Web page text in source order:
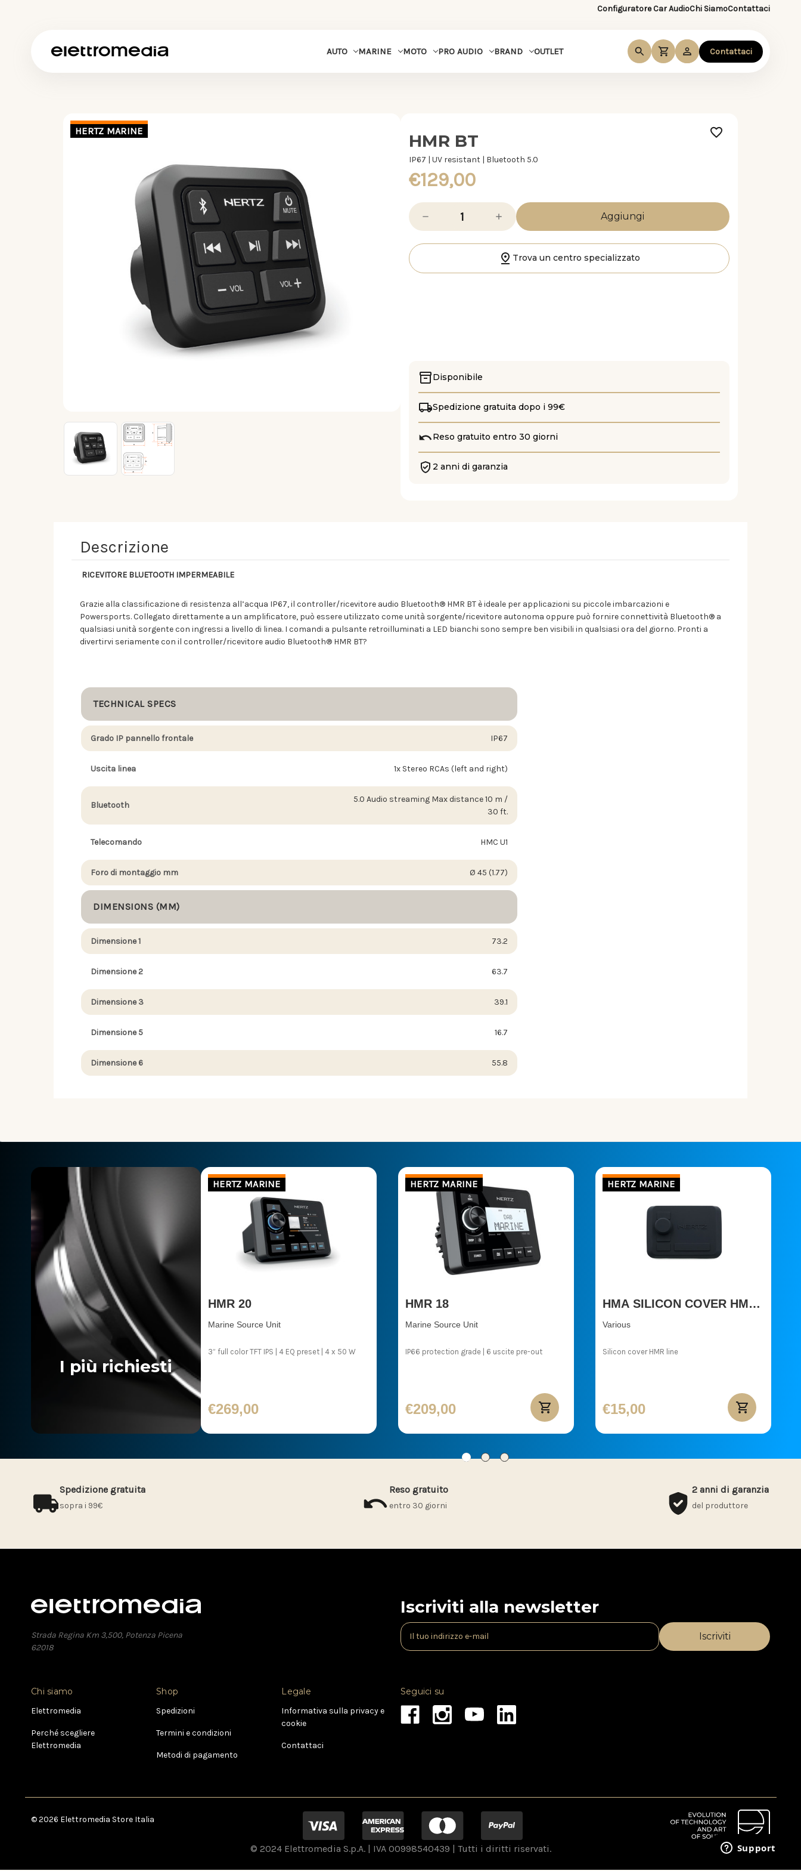
Configuratore Car AudioChi SiamoContattaci
AUTO MARINE MOTO PRO AUDIO BRAND OUTLET Contattaci
HERTZ MARINE HMR BT
IP67 | UV resistant | Bluetooth 5.0
€129,00
Diminuisci
quantità
di
Aumenta
quantità
di
BT Trova un centro specializzato
Disponibile
Spedizione gratuita dopo i 99€
Reso gratuito entro 30 giorni
2 anni di garanzia
Descrizione
RICEVITORE BLUETOOTH IMPERMEABILE
Grazie alla classificazione di resistenza all’acqua IP67, il controller/ricevitore audio Bluetooth® HMR BT è ideale per applicazioni su piccole imbarcazioni e
Powersports. Collegato direttamente a un amplificatore, può essere utilizzato come unità sorgente/ricevitore autonoma oppure può fornire connettività Bluetooth® a
qualsiasi unità sorgente con ingressi a livello di linea. I comandi a pulsante retroilluminati a LED bianchi sono sempre ben visibili in qualsiasi ora del giorno. Pronti a
divertirvi seriamente con il controller/ricevitore audio Bluetooth® HMR BT?
TECHNICAL SPECS
Grado IP pannello frontale IP67
Uscita linea 1x Stereo RCAs (left and right)
Bluetooth
5.0 Audio streaming Max distance 10 m /
30 ft.
Telecomando HMC U1
Foro di montaggio mm Ø 45 (1.77)
DIMENSIONS (MM)
Dimensione 1 73.2
Dimensione 2 63.7
Dimensione 3 39.1
Dimensione 5 16.7
Dimensione 6 55.8
I più richiesti
HERTZ MARINE
HMR 20
Marine Source Unit
3” full color TFT IPS | 4 EQ preset | 4 x 50 W
€269,00
HERTZ MARINE
HMR 18
Marine Source Unit
IP66 protection grade | 6 uscite pre-out
€209,00
HERTZ MARINE
HMA SILICON COVER HMR
LINE
Various
Silicon cover HMR line
€15,00
Spedizione gratuita
sopra i 99€
Reso gratuito
entro 30 giorni
2 anni di garanzia
del produttore
Strada Regina Km 3,500, Potenza Picena
62018
Iscriviti alla newsletter
I
n
i
z
Chi siamo
Elettromedia
Perché scegliere
Elettromedia
Shop
Spedizioni
Termini e condizioni
Metodi di pagamento
Legale
Informativa sulla privacy e
cookie
Contattaci
Seguici su
© 2026 Elettromedia Store Italia
© 2024 Elettromedia S.p.A. | IVA 00998540439 | Tutti i diritti riservati.